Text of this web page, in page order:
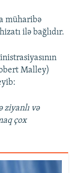
müharibə
ilə bağlıdır.
Malley)
ziyanlı və
çox